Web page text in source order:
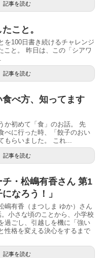
記事を読む
こと。
を100日書き続けるチャレンジ
こと。 昨日は、この「シアワ
記事を読む
べ方、知ってます
か初めて「食」のお話。 先
べに行った時、「餃子のおい
もらいました。 これ...
記事を読む
・松嶋有香さん 第1
なろう！」
嶋有香（まつしま ゆか）さん
小さな頃のことから、小学校
過ごし、引越しを機に「強い
性格を変える決心をするまで
記事を読む